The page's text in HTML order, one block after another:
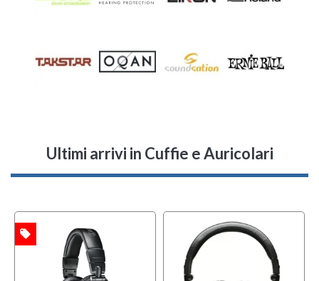
Ultimi arrivi in Cuffie e Auricolari
local_offer